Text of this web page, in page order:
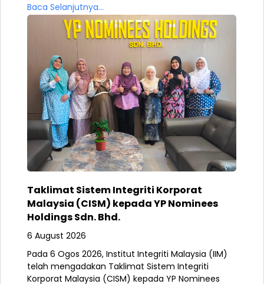
Baca Selanjutnya...
Taklimat Sistem Integriti Korporat
Malaysia (CISM) kepada YP Nominees
Holdings Sdn. Bhd.
6 August 2026
Pada 6 Ogos 2026, Institut Integriti Malaysia (IIM)
telah mengadakan Taklimat Sistem Integriti
Korporat Malaysia (CISM) kepada YP Nominees